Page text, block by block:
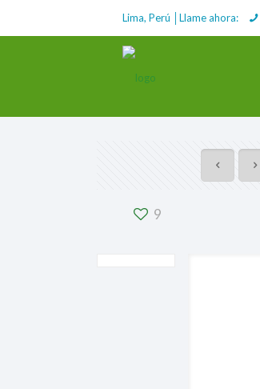
Lima, Perú │Llame ahora:
9